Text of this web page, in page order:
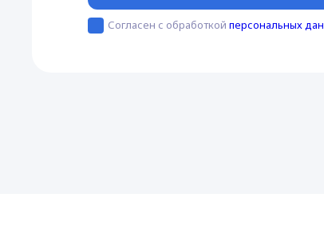
Согласен с обработкой персональных